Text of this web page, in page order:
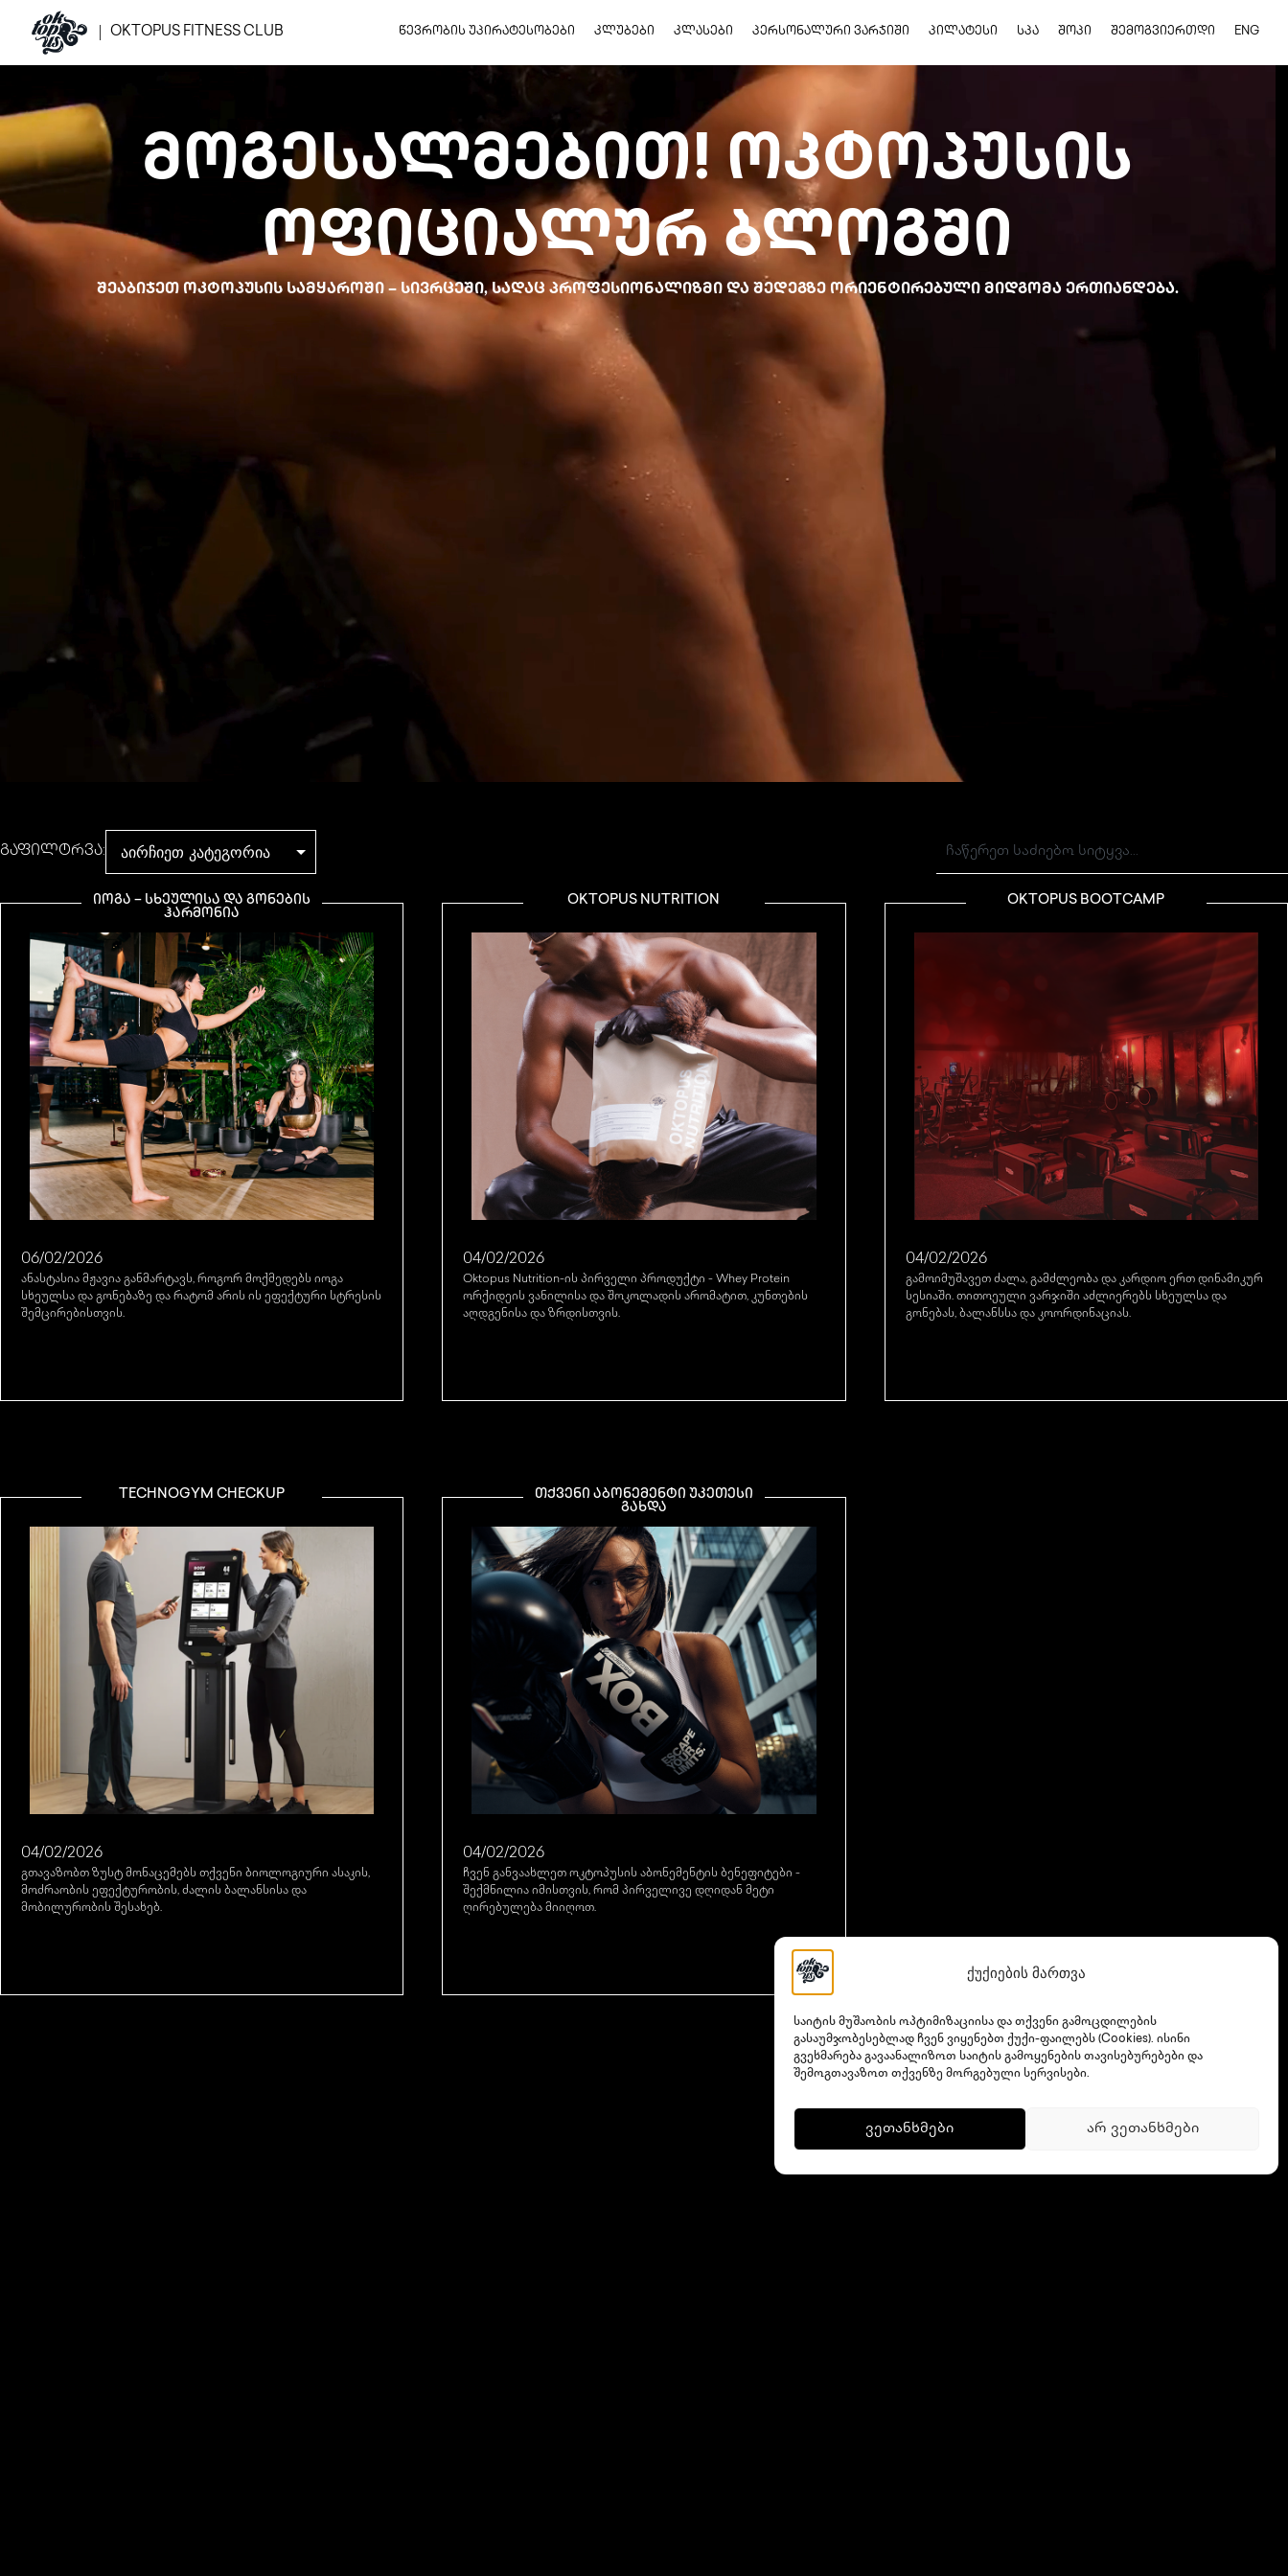
ქუქიების მართვა
საიტის მუშაობის ოპტიმიზაციისა და თქვენი გამოცდილების
გასაუმჯობესებლად ჩვენ ვიყენებთ ქუქი-ფაილებს (Cookies). ისინი
გვეხმარება გავაანალიზოთ საიტის გამოყენების თავისებურებები და
შემოგთავაზოთ თქვენზე მორგებული სერვისები.
ვეთანხმები არ ვეთანხმები
OKTOPUS FITNESS CLUB ᲬᲔᲕᲠᲝᲑᲘᲡ ᲣᲞᲘᲠᲐᲢᲔᲡᲝᲑᲔᲑᲘ ᲙᲚᲣᲑᲔᲑᲘ ᲙᲚᲐᲡᲔᲑᲘ ᲞᲔᲠᲡᲝᲜᲐᲚᲣᲠᲘ ᲕᲐᲠᲯᲘᲨᲘ ᲞᲘᲚᲐᲢᲔᲡᲘ ᲡᲞᲐ ᲨᲝᲞᲘ ᲨᲔᲛᲝᲒᲕᲘᲔᲠᲗᲓᲘ ENG
ᲛᲝᲒᲔᲡᲐᲚᲛᲔᲑᲘᲗ! ᲝᲙᲢᲝᲞᲣᲡᲘᲡ
ᲝᲤᲘᲪᲘᲐᲚᲣᲠ ᲑᲚᲝᲒᲨᲘ
ᲨᲔᲐᲑᲘᲯᲔᲗ ᲝᲙᲢᲝᲞᲣᲡᲘᲡ ᲡᲐᲛᲧᲐᲠᲝᲨᲘ – ᲡᲘᲕᲠᲪᲔᲨᲘ, ᲡᲐᲓᲐᲪ ᲞᲠᲝᲤᲔᲡᲘᲝᲜᲐᲚᲘᲖᲛᲘ ᲓᲐ ᲨᲔᲓᲔᲒᲖᲔ ᲝᲠᲘᲔᲜᲢᲘᲠᲔᲑᲣᲚᲘ ᲛᲘᲓᲒᲝᲛᲐ ᲔᲠᲗᲘᲐᲜᲓᲔᲑᲐ.
ᲒᲐᲤᲘᲚᲢᲠᲕᲐ:
ᲘᲝᲒᲐ – ᲡᲮᲔᲣᲚᲘᲡᲐ ᲓᲐ ᲒᲝᲜᲔᲑᲘᲡ
ᲰᲐᲠᲛᲝᲜᲘᲐ
06/02/2026
ანასტასია მჟავია განმარტავს, როგორ მოქმედებს იოგა
სხეულსა და გონებაზე და რატომ არის ის ეფექტური სტრესის
შემცირებისთვის.
OKTOPUS NUTRITION
04/02/2026
Oktopus Nutrition-ის პირველი პროდუქტი - Whey Protein
ორქიდეის ვანილისა და შოკოლადის არომატით, კუნთების
აღდგენისა და ზრდისთვის.
OKTOPUS BOOTCAMP
04/02/2026
გამოიმუშავეთ ძალა, გამძლეობა და კარდიო ერთ დინამიკურ
სესიაში. თითოეული ვარჯიში აძლიერებს სხეულსა და
გონებას, ბალანსსა და კოორდინაციას.
TECHNOGYM CHECKUP
04/02/2026
გთავაზობთ ზუსტ მონაცემებს თქვენი ბიოლოგიური ასაკის,
მოძრაობის ეფექტურობის, ძალის ბალანსისა და
მობილურობის შესახებ.
ᲗᲥᲕᲔᲜᲘ ᲐᲑᲝᲜᲔᲛᲔᲜᲢᲘ ᲣᲙᲔᲗᲔᲡᲘ
ᲒᲐᲮᲓᲐ
04/02/2026
ჩვენ განვაახლეთ ოკტოპუსის აბონემენტის ბენეფიტები -
შექმნილია იმისთვის, რომ პირველივე დღიდან მეტი
ღირებულება მიიღოთ.